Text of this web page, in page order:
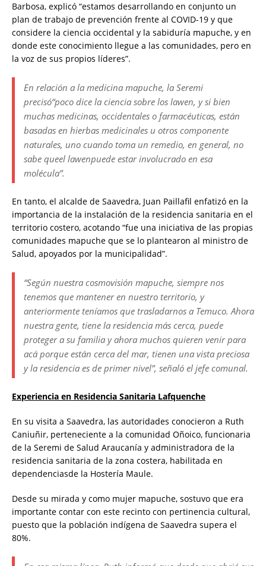
Barbosa, explicó “estamos desarrollando en conjunto un
plan de trabajo de prevención frente al COVID-19 y que
considere la ciencia occidental y la sabiduría mapuche, y en
donde este conocimiento llegue a las comunidades, pero en
la voz de sus propios líderes”.
En relación a la medicina mapuche, la Seremi
precisó“poco dice la ciencia sobre los lawen, y si bien
muchas medicinas, occidentales o farmacéuticas, están
basadas en hierbas medicinales u otros componente
naturales, uno cuando toma un remedio, en general, no
sabe queel lawenpuede estar involucrado en esa
molécula”.
En tanto, el alcalde de Saavedra, Juan Paillafil enfatizó en la
importancia de la instalación de la residencia sanitaria en el
territorio costero, acotando “fue una iniciativa de las propias
comunidades mapuche que se lo plantearon al ministro de
Salud, apoyados por la municipalidad”.
“Según nuestra cosmovisión mapuche, siempre nos
tenemos que mantener en nuestro territorio, y
anteriormente teníamos que trasladarnos a Temuco. Ahora
nuestra gente, tiene la residencia más cerca, puede
proteger a su familia y ahora muchos quieren venir para
acá porque están cerca del mar, tienen una vista preciosa
y la residencia es de primer nivel”, señaló el jefe comunal.
Experiencia en Residencia Sanitaria Lafquenche
En su visita a Saavedra, las autoridades conocieron a Ruth
Caniuñir, perteneciente a la comunidad Oñoico, funcionaria
de la Seremi de Salud Araucanía y administradora de la
residencia sanitaria de la zona costera, habilitada en
dependenciasde la Hostería Maule.
Desde su mirada y como mujer mapuche, sostuvo que era
importante contar con este recinto con pertinencia cultural,
puesto que la población indígena de Saavedra supera el
80%.